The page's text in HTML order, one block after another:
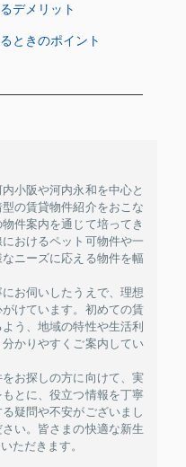
デメリット
ときのポイント
小阪や河内永和を中心と
の賃貸物件紹介をおこな
件案内を通じて培ってき
おけるペット可物件や一
ニーズに応える物件を幅
お伺いしたうえで、理想
けています。初めての賃
う、地域の特性や生活利
かりやすくご案内してい
お探しの方に向けて、実
とに、役立つ情報を丁寧
疑問や不安がございまし
い。皆さまの快適な新生
ただきます。